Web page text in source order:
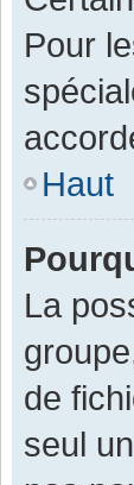
Pour
Haut
La
de
seul